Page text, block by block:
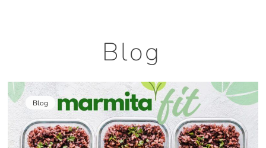
Blog
Blog